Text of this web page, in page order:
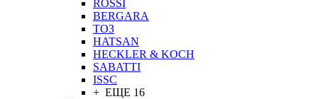
ROSSI
BERGARA
ТОЗ
HATSAN
HECKLER & KOCH
SABATTI
ISSC
+ ЕЩЕ 16